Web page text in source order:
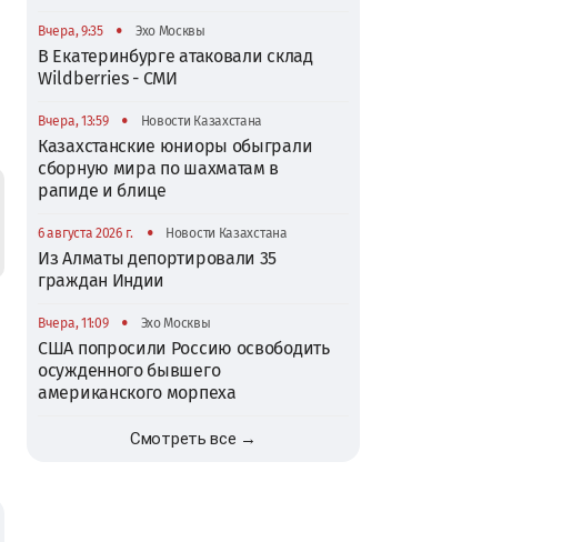
Вчера, 9:35 • Эхо Москвы
В Екатеринбурге атаковали склад
Wildberries - СМИ
Вчера, 13:59 • Новости Казахстана
Казахстанские юниоры обыграли
сборную мира по шахматам в
рапиде и блице
6 августа 2026 г. • Новости Казахстана
Из Алматы депортировали 35
граждан Индии
Вчера, 11:09 • Эхо Москвы
США попросили Россию освободить
осужденного бывшего
американского морпеха
Смотреть все →